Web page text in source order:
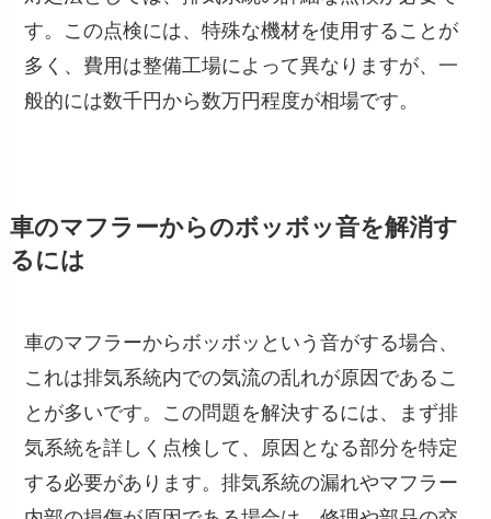
す。この点検には、特殊な機材を使用することが
多く、費用は整備工場によって異なりますが、一
般的には数千円から数万円程度が相場です。
車のマフラーからのボッボッ音を解消す
るには
車のマフラーからボッボッという音がする場合、
これは排気系統内での気流の乱れが原因であるこ
とが多いです。この問題を解決するには、まず排
気系統を詳しく点検して、原因となる部分を特定
する必要があります。排気系統の漏れやマフラー